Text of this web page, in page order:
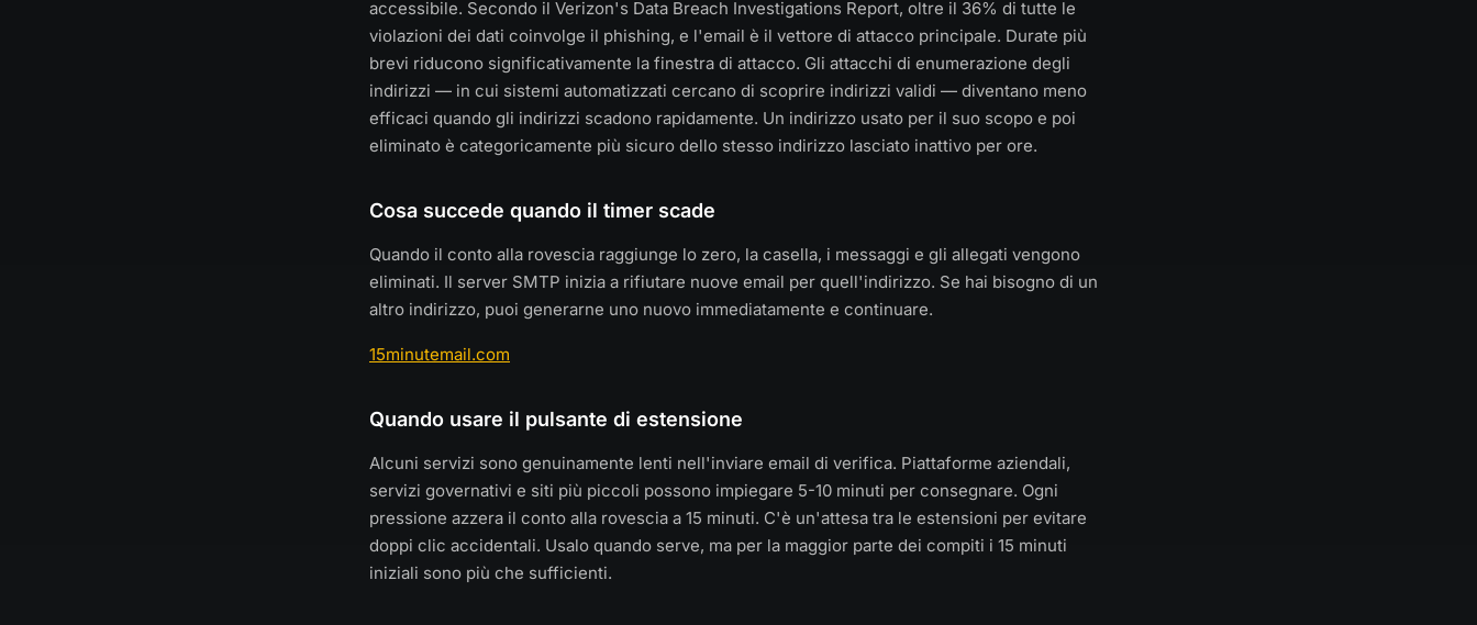
accessibile. Secondo il Verizon's Data Breach Investigations Report, oltre il 36% di tutte le
violazioni dei dati coinvolge il phishing, e l'email è il vettore di attacco principale. Durate più
brevi riducono significativamente la finestra di attacco. Gli attacchi di enumerazione degli
indirizzi — in cui sistemi automatizzati cercano di scoprire indirizzi validi — diventano meno
efficaci quando gli indirizzi scadono rapidamente. Un indirizzo usato per il suo scopo e poi
eliminato è categoricamente più sicuro dello stesso indirizzo lasciato inattivo per ore.
Cosa succede quando il timer scade
Quando il conto alla rovescia raggiunge lo zero, la casella, i messaggi e gli allegati vengono
eliminati. Il server SMTP inizia a rifiutare nuove email per quell'indirizzo. Se hai bisogno di un
altro indirizzo, puoi generarne uno nuovo immediatamente e continuare.
15minutemail.com
Quando usare il pulsante di estensione
Alcuni servizi sono genuinamente lenti nell'inviare email di verifica. Piattaforme aziendali,
servizi governativi e siti più piccoli possono impiegare 5-10 minuti per consegnare. Ogni
pressione azzera il conto alla rovescia a 15 minuti. C'è un'attesa tra le estensioni per evitare
doppi clic accidentali. Usalo quando serve, ma per la maggior parte dei compiti i 15 minuti
iniziali sono più che sufficienti.